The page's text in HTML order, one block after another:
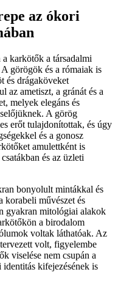
az ókori
karkötők a társadalmi
görögök és a rómaiak is
és drágaköveket
az ametiszt, a gránát és a
melyek elegáns és
A görög
erőt tulajdonítottak, és úgy
és a gonosz
amulettként is
és az üzleti
bonyolult mintákkal és
művészet és
gyakran mitológiai alakok
a birodalom
voltak láthatóak. Az
volt, figyelembe
viselése nem csupán a
identitás kifejezésének is